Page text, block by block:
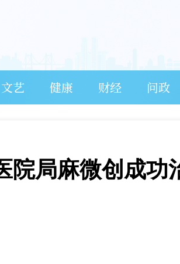
文艺 健康 财经 问政
院局麻微创成功